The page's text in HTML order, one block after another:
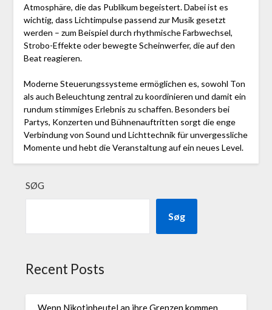
Atmosphäre, die das Publikum begeistert. Dabei ist es
wichtig, dass Lichtimpulse passend zur Musik gesetzt
werden – zum Beispiel durch rhythmische Farbwechsel,
Strobo-Effekte oder bewegte Scheinwerfer, die auf den
Beat reagieren.
Moderne Steuerungssysteme ermöglichen es, sowohl Ton
als auch Beleuchtung zentral zu koordinieren und damit ein
rundum stimmiges Erlebnis zu schaffen. Besonders bei
Partys, Konzerten und Bühnenauftritten sorgt die enge
Verbindung von Sound und Lichttechnik für unvergessliche
Momente und hebt die Veranstaltung auf ein neues Level.
SØG
Søg
Recent Posts
Wenn Nikotinbeutel an ihre Grenzen kommen